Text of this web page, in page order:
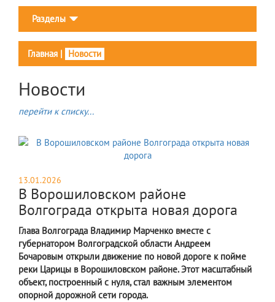
Разделы
Главная | Новости
Новости
перейти к списку...
13.01.2026
В Ворошиловском районе
Волгограда открыта новая дорога
Глава Волгограда Владимир Марченко вместе с
губернатором Волгоградской области Андреем
Бочаровым открыли движение по новой дороге к пойме
реки Царицы в Ворошиловском районе. Этот масштабный
объект, построенный с нуля, стал важным элементом
опорной дорожной сети города.